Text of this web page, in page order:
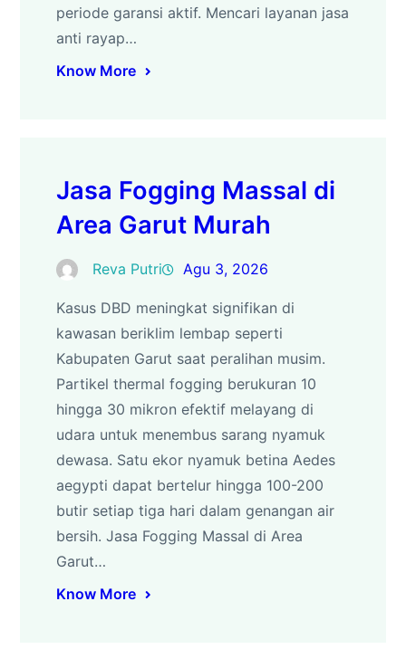
periode garansi aktif. Mencari layanan jasa
anti rayap…
Know More
Jasa Fogging Massal di
Area Garut Murah
Reva Putri Agu 3, 2026
Kasus DBD meningkat signifikan di
kawasan beriklim lembap seperti
Kabupaten Garut saat peralihan musim.
Partikel thermal fogging berukuran 10
hingga 30 mikron efektif melayang di
udara untuk menembus sarang nyamuk
dewasa. Satu ekor nyamuk betina Aedes
aegypti dapat bertelur hingga 100-200
butir setiap tiga hari dalam genangan air
bersih. Jasa Fogging Massal di Area
Garut…
Know More